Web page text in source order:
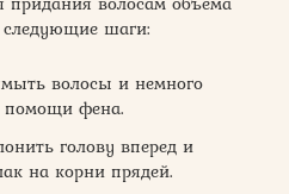
следующие шаги:
волосы и немного
помощи фена.
голову вперед и
на корни прядей.